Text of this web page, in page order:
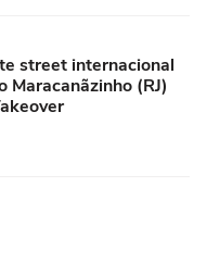
street internacional
Maracanãzinho (RJ)